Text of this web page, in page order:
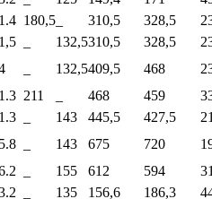
1.4 180,5 310,5 328,5
1,5 132,5310,5 328,5
132,5409,5 468
1.3 211 468 459
1.3 143 445,5 427,5
5.8 143 675 720
155 612 594
135 156,6 186,3